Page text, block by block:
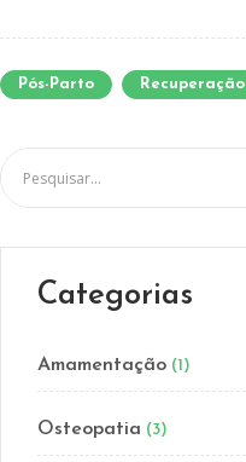
Pós-Parto Recuperação
Categorias
Amamentação (1)
Osteopatia (3)